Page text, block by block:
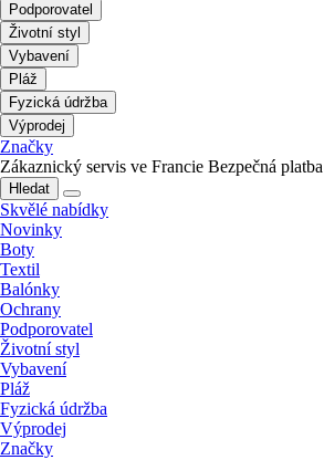
Podporovatel
Životní styl
Vybavení
Pláž
Fyzická údržba
Výprodej
Značky
Zákaznický servis ve Francie Bezpečná platba
Hledat
Skvělé nabídky
Novinky
Boty
Textil
Balónky
Ochrany
Podporovatel
Životní styl
Vybavení
Pláž
Fyzická údržba
Výprodej
Značky